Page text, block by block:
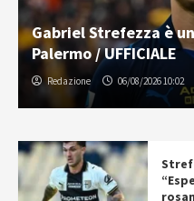
Gabriel Strefezza è
Palermo / UFFICIALE
Redazione 06/08/2026 10:02